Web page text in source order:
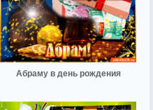
Абраму в день рождения